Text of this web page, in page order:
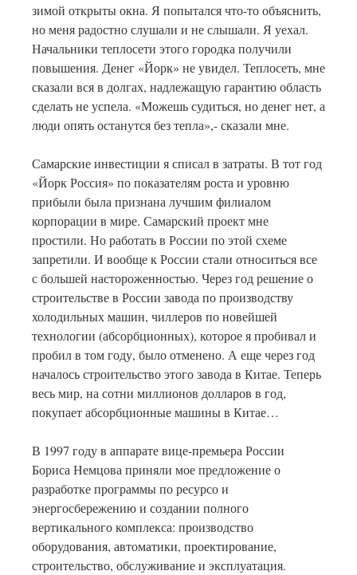
зимой открыты окна. Я попытался что-то объяснить,
но меня радостно слушали и не слышали. Я уехал.
Начальники теплосети этого городка получили
повышения. Денег «Йорк» не увидел. Теплосеть, мне
сказали вся в долгах, надлежащую гарантию область
сделать не успела. «Можешь судиться, но денег нет, а
люди опять останутся без тепла»,- сказали мне.
Самарские инвестиции я списал в затраты. В тот год
«Йорк Россия» по показателям роста и уровню
прибыли была признана лучшим филиалом
корпорации в мире. Самарский проект мне
простили. Но работать в России по этой схеме
запретили. И вообще к России стали относиться все
с большей настороженностью. Через год решение о
строительстве в России завода по производству
холодильных машин, чиллеров по новейшей
технологии (абсорбционных), которое я пробивал и
пробил в том году, было отменено. А еще через год
началось строительство этого завода в Китае. Теперь
весь мир, на сотни миллионов долларов в год,
покупает абсорбционные машины в Китае…
В 1997 году в аппарате вице-премьера России
Бориса Немцова приняли мое предложение о
разработке программы по ресурсо и
энергосбережению и создании полного
вертикального комплекса: производство
оборудования, автоматики, проектирование,
строительство, обслуживание и эксплуатация.